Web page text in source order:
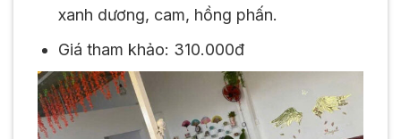
xanh dương, cam, hồng phấn.
Giá tham khảo: 310.000đ